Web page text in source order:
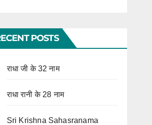
POSTS
राधा जी के 32 नाम
राधा रानी के 28 नाम
Sri Krishna Sahasranama